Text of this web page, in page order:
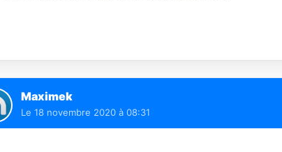
Maximek
Le 18 novembre 2020 à 08:31